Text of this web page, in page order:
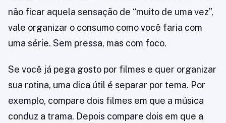
não ficar aquela sensação de “muito de uma vez”,
vale organizar o consumo como você faria com
uma série. Sem pressa, mas com foco.
Se você já pega gosto por filmes e quer organizar
sua rotina, uma dica útil é separar por tema. Por
exemplo, compare dois filmes em que a música
conduz a trama. Depois compare dois em que a